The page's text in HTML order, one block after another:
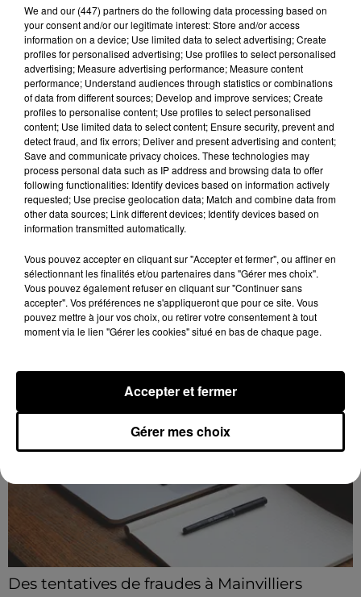
Des tentatives de fraudes à Mainvilliers
Des personnes malveillantes tentent de voler vos
informations personnelles.
Intégrez le plus grand chœur d'Europe pour
un concert exceptionnel...
Vous pouvez donner de la voix en devenant choriste
pour un concert à venir au Colisée.
A LA UNE Voir plus
Des tentatives de fraudes à Mainvilliers
We and our (447) partnersdo the following data processing based on
your consent and/or our legitimate interest: Store and/or access
information on a device; Use limited data to select advertising; Create
profiles for personalised advertising; Use profiles to select personalised
advertising; Measure advertising performance; Measure content
performance; Understand audiences through statistics or combinations
of data from different sources; Develop and improve services; Create
profiles to personalise content; Use profiles to select personalised
content; Use limited data to select content; Ensure security, prevent and
detect fraud, and fix errors; Deliver and present advertising and content;
Save and communicate privacy choices. These technologies may
process personal data such as IP address and browsing data to offer
following functionalities: Identify devices based on information actively
requested; Use precise geolocation data; Match and combine data from
other data sources; Link different devices; Identify devices based on
information transmitted automatically.
Vous pouvez accepter en cliquant sur "Accepter et fermer", ou affiner en
sélectionnant les finalités et/ou partenaires dans "Gérer mes choix".
Vous pouvez également refuser en cliquant sur "Continuer sans
accepter". Vos préférences ne s'appliqueront que pour ce site. Vous
pouvez mettre à jour vos choix, ou retirer votre consentement à tout
moment via le lien "Gérer les cookies" situé en bas de chaque page.
Gérer mes choix
Accepter et fermer